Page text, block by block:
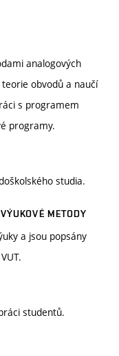
analogových
obvodů a naučí
s programem
programy.
studia.
METODY
a jsou popsány
studentů.